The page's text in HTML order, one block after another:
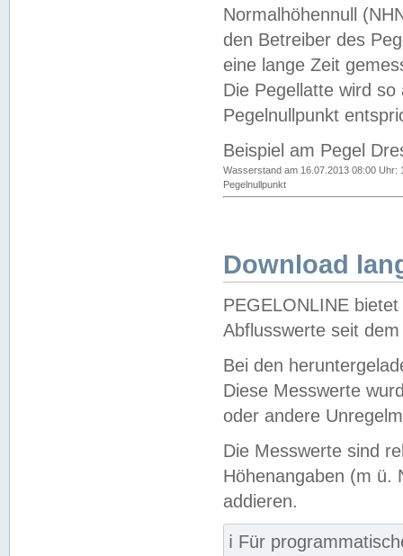
Normalhöhennull
den Betreiber des
eine lange Zeit
Die Pegellatte wird
Pegelnullpunkt
Beispiel am Pegel
Wasserstand am 16.07.2013 08:00 Uhr:
Pegelnullpunkt
Download
PEGELONLINE
Abflusswerte seit
Bei den
Diese Messwerte
oder andere
Die Messwerte sind
Höhenangaben (m ü.
addieren.
ℹ️ Für